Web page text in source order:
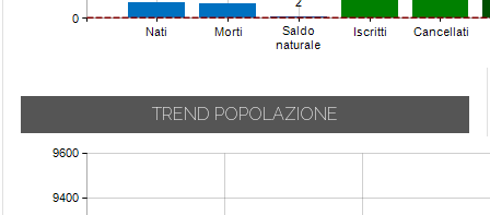
TREND POPOLAZIONE